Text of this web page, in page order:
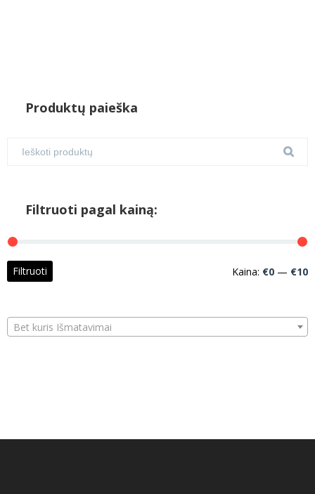
Produktų paieška
Filtruoti pagal kainą:
Filtruoti Kaina: €0 — €10
Bet kuris Išmatavimai